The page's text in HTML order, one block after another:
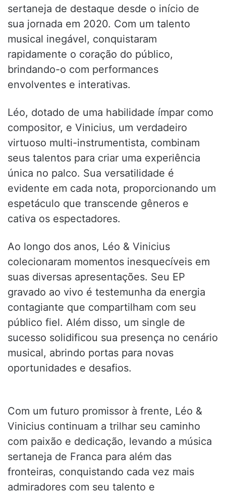
sertaneja de destaque desde o início de
sua jornada em 2020. Com um talento
musical inegável, conquistaram
rapidamente o coração do público,
brindando-o com performances
envolventes e interativas.
Léo, dotado de uma habilidade ímpar como
compositor, e Vinicius, um verdadeiro
virtuoso multi-instrumentista, combinam
seus talentos para criar uma experiência
única no palco. Sua versatilidade é
evidente em cada nota, proporcionando um
espetáculo que transcende gêneros e
cativa os espectadores.
Ao longo dos anos, Léo & Vinicius
colecionaram momentos inesquecíveis em
suas diversas apresentações. Seu EP
gravado ao vivo é testemunha da energia
contagiante que compartilham com seu
público fiel. Além disso, um single de
sucesso solidificou sua presença no cenário
musical, abrindo portas para novas
oportunidades e desafios.
Com um futuro promissor à frente, Léo &
Vinicius continuam a trilhar seu caminho
com paixão e dedicação, levando a música
sertaneja de Franca para além das
fronteiras, conquistando cada vez mais
admiradores com seu talento e